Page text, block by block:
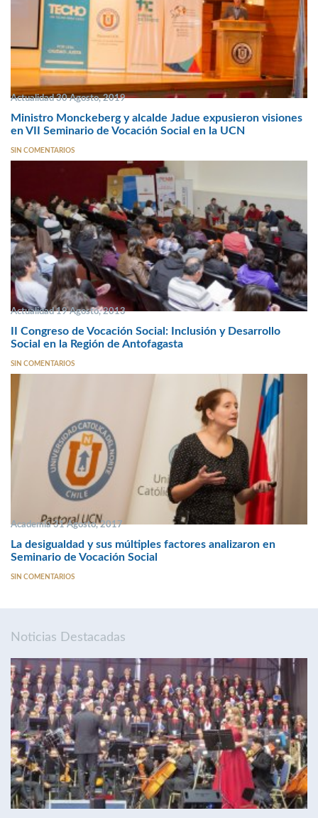
Actualidad 30 Agosto, 2019
Ministro Monckeberg y alcalde Jadue expusieron visiones
en VII Seminario de Vocación Social en la UCN
SIN COMENTARIOS
Actualidad 19 Agosto, 2013
II Congreso de Vocación Social: Inclusión y Desarrollo
Social en la Región de Antofagasta
SIN COMENTARIOS
Academia 31 Agosto, 2017
La desigualdad y sus múltiples factores analizaron en
Seminario de Vocación Social
SIN COMENTARIOS
Noticias Destacadas